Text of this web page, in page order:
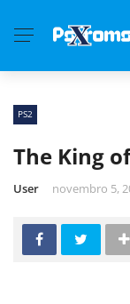
PS2
The King
User novembro 5,